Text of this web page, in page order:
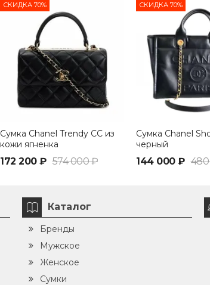
СКИДКА 70%
Сумка Chanel Trendy CC из
кожи ягненка
172 200 ₽ 574 000 ₽
СКИДКА 70%
Сумка Chanel
черный
144 000 ₽
Каталог
Бренды
Мужское
Женское
Сумки